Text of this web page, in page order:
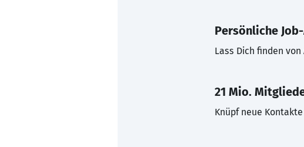
Persönliche
Lass Dich finden
21 Mio.
Knüpf neue